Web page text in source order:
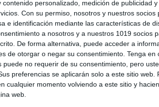
contenido personalizado, medición de publicidad
Con su permiso, nosotros y nuestros
e identificación mediante las características de
a nosotros y a nuestros 1019 socios
De forma alternativa, puede acceder a
de otorgar o negar su consentimiento. Tenga en
puede no requerir de su consentimiento, pero
preferencias se aplicarán solo a este sitio
cualquier momento volviendo a este sitio y
web.